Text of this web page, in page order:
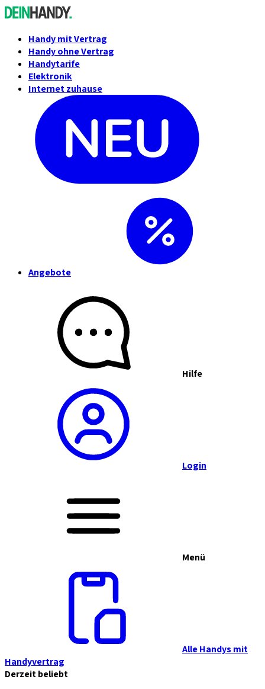
Handy mit Vertrag
Handy ohne Vertrag
Handytarife
Elektronik
Internet zuhause
Angebote
Hilfe
Login
Menü
Alle Handys mit
Handyvertrag
Derzeit beliebt